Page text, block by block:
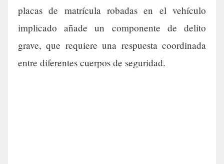
placas de matrícula robadas en el vehículo
implicado añade un componente de delito
grave, que requiere una respuesta coordinada
entre diferentes cuerpos de seguridad.